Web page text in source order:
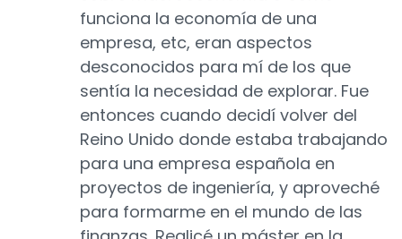
funciona la economía de una
empresa, etc, eran aspectos
desconocidos para mí de los que
sentía la necesidad de explorar. Fue
entonces cuando decidí volver del
Reino Unido donde estaba trabajando
para una empresa española en
proyectos de ingeniería, y aproveché
para formarme en el mundo de las